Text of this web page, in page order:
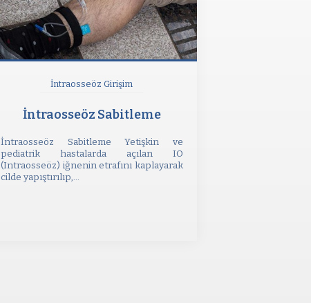
İntraosseöz Girişim
İntraosseöz Sabitleme
İntraosseöz Sabitleme Yetişkin ve
pediatrik hastalarda açılan IO
(Intraosseöz) iğnenin etrafını kaplayarak
cilde yapıştırılıp,...